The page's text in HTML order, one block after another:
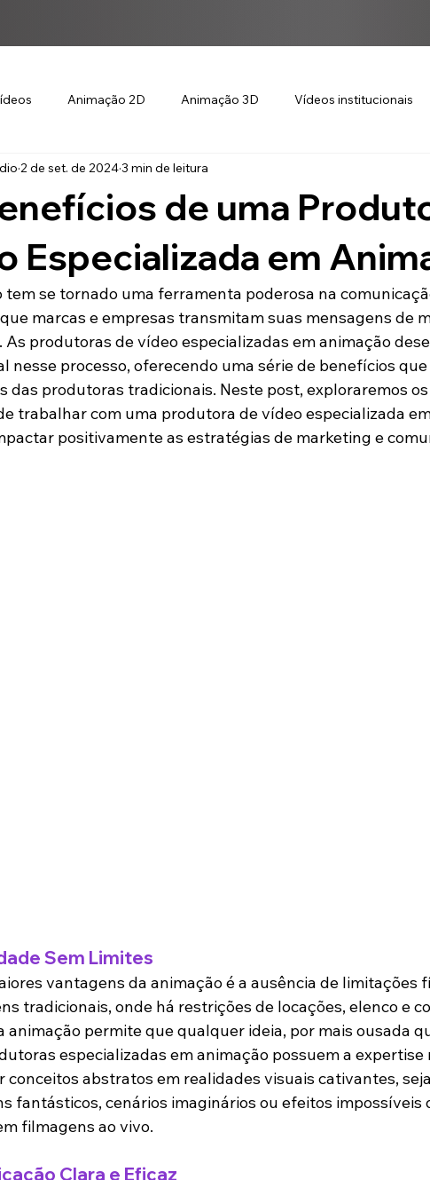
Animação 2D Animação 3D Vídeos institucionais
de uma
Especializada em
2 de set. de 20243 min de leitura
tem se tornado uma ferramenta poderosa na
marcas e empresas transmitam suas mensagens de
produtoras de vídeo especializadas em animação
nesse processo, oferecendo uma série de benefícios
das produtoras tradicionais. Neste post, exploraremos
trabalhar com uma produtora de vídeo especializada
positivamente as estratégias de marketing e
Sem Limites
vantagens da animação é a ausência de limitações
tradicionais, onde há restrições de locações, elenco e
animação permite que qualquer ideia, por mais ousada
especializadas em animação possuem a expertise
conceitos abstratos em realidades visuais cativantes,
fantásticos, cenários imaginários ou efeitos impossíveis
filmagens ao vivo.
Clara e Eficaz